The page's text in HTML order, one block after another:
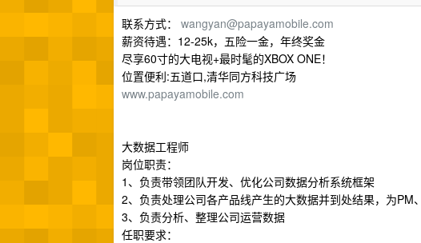
联系方式： wangyan@papayamobile.com
薪资待遇：12-25k，五险一金，年终奖金
尽享60寸的大电视+最时髦的XBOX ONE！
位置便利:五道口,清华同方科技广场
www.papayamobile.com
大数据工程师
岗位职责：
1、负责带领团队开发、优化公司数据分析系统框架
2、负责处理公司各产品线产生的大数据并到处结果，为PM
3、负责分析、整理公司运营数据
任职要求：